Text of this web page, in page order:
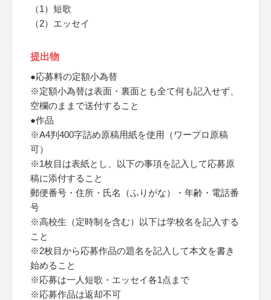
（1）短歌
（2）エッセイ
提出物
●応募料の定額小為替
※定額小為替は表面・裏面とも全て何も記入せず、
空欄のままで送付すること
●作品
※A4判400字詰め原稿用紙を使用（ワープロ原稿
可）
※1枚目は表紙とし、以下の事項を記入して応募原
稿に添付すること
郵便番号・住所・氏名（ふりがな）・年齢・電話番
号
※高校生（定時制を含む）以下は学校名を記入する
こと
※2枚目から応募作品の題名を記入して本文を書き
始めること
※応募は一人短歌・エッセイ各1点まで
※応募作品は返却不可